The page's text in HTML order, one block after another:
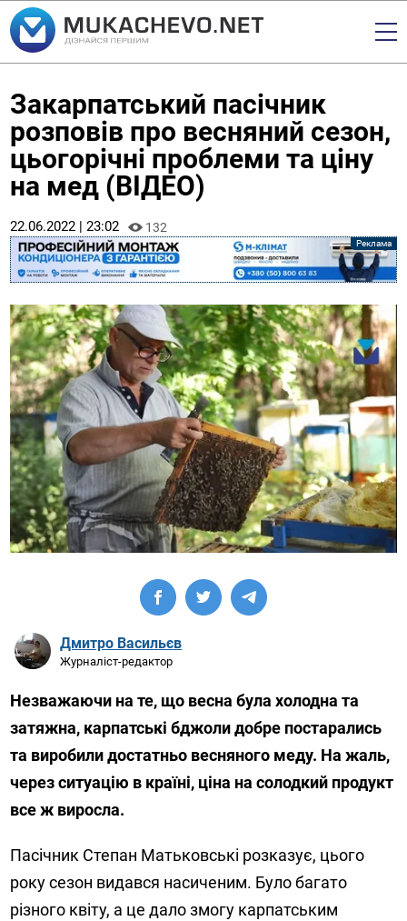
Закарпатський пасічник
розповів про весняний сезон,
цьогорічні проблеми та ціну
на мед (ВІДЕО)
22.06.2022 | 23:02 132
Дмитро Васильєв
Журналіст-редактор
Незважаючи на те, що весна була холодна та
затяжна, карпатські бджоли добре постарались
та виробили достатньо весняного меду. На жаль,
через ситуацію в країні, ціна на солодкий продукт
все ж виросла.
Пасічник Степан Матьковські розказує, цього
року сезон видався насиченим. Було багато
різного квіту, а це дало змогу карпатським